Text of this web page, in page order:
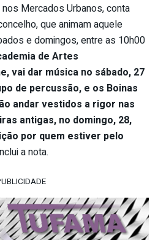
Mercados Urbanos, conta
que animam aquele
e domingos, entre as 10h00
de Artes
vai dar música no sábado, 27
de percussão, e os Boinas
andar vestidos a rigor nas
antigas, no domingo, 28,
por quem estiver pelo
a nota.